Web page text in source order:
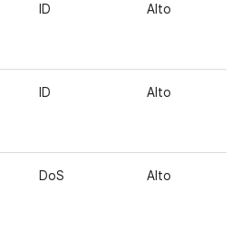
ID Alto
ID Alto
DoS Alto